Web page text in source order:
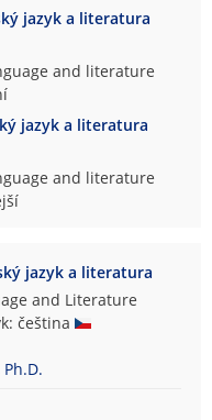
jazyk a literatura
and literature
jazyk a literatura
and literature
jazyk a literatura
and Literature
čeština